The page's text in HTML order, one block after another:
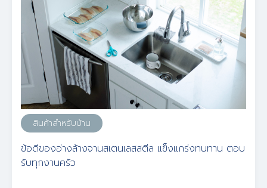
สินค้าสำหรับบ้าน
ข้อดีของอ่างล้างจานสเตนเลสสตีล แข็งแกร่งทนทาน ตอบ
รับทุกงานครัว